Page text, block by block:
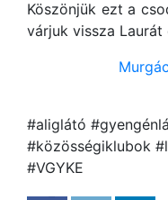
Köszönjük ezt a
várjuk vissza Laurát
#aliglátó
#közösségiklubok
#VGYKE